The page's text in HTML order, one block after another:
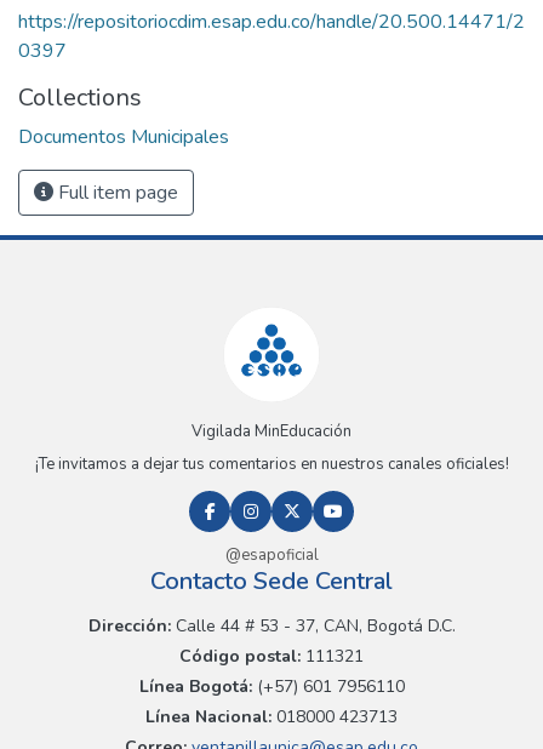
https://repositoriocdim.esap.edu.co/handle/20.500.14471/2
0397
Collections
Documentos Municipales
Full item page
Vigilada MinEducación
¡Te invitamos a dejar tus comentarios en nuestros canales oficiales!
@esapoficial
Contacto Sede Central
Dirección:Calle 44 # 53 - 37, CAN, Bogotá D.C.
Código postal: 111321
Línea Bogotá:(+57) 601 7956110
Línea Nacional: 018000 423713